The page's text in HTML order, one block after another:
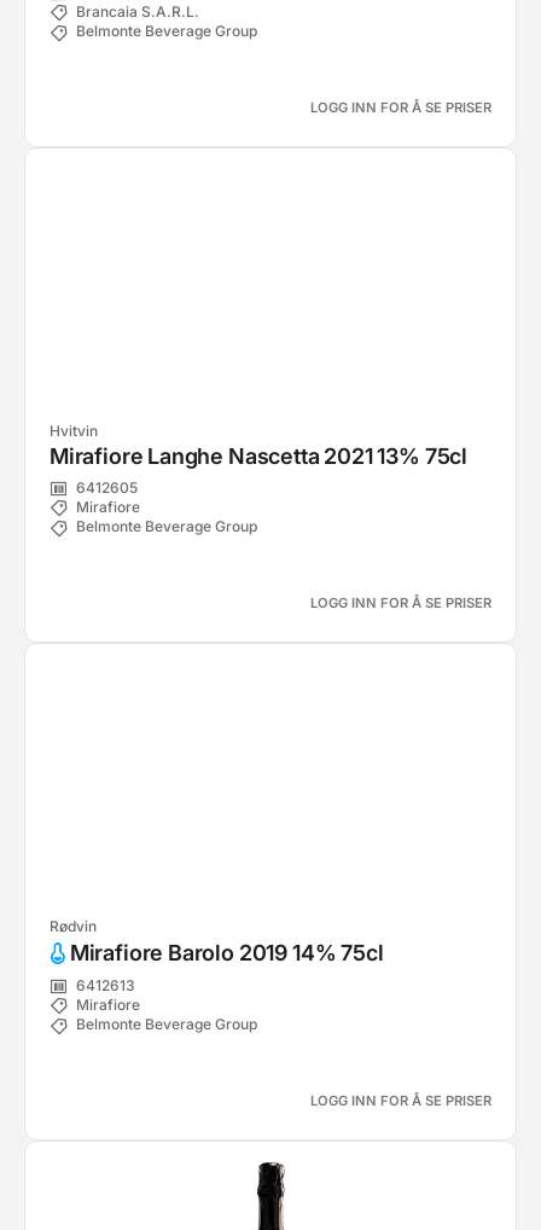
Brancaia S.A.R.L.
Belmonte Beverage Group
LOGG INN FOR Å SE PRISER
Hvitvin
Mirafiore Langhe Nascetta 2021 13% 75cl
6412605
Mirafiore
Belmonte Beverage Group
LOGG INN FOR Å SE PRISER
Rødvin
Mirafiore Barolo 2019 14% 75cl
6412613
Mirafiore
Belmonte Beverage Group
LOGG INN FOR Å SE PRISER